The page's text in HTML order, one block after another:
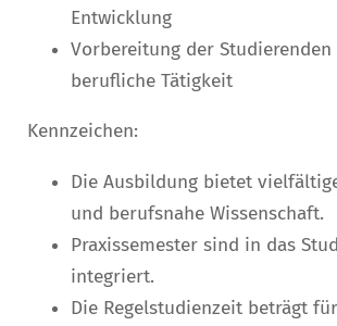
Entwicklung
Vorbereitung der
berufliche Tätigkeit
Kennzeichen:
Die Ausbildung bietet
und berufsnahe Wissenschaft.
Praxissemester sind in das
integriert.
Die Regelstudienzeit beträgt für